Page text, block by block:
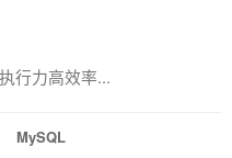
行力高效率...
MySQL